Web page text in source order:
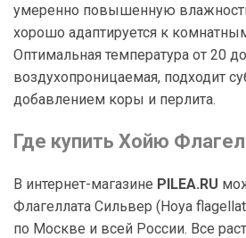
умеренно повышенную
хорошо адаптируется к
Оптимальная температура от 20
воздухопроницаемая, подходит
добавлением коры и перлита.
Где купить Хойю
В интернет-магазине PILEA.RU
Флагеллата Сильвер (Hoya
по Москве и всей России. Все